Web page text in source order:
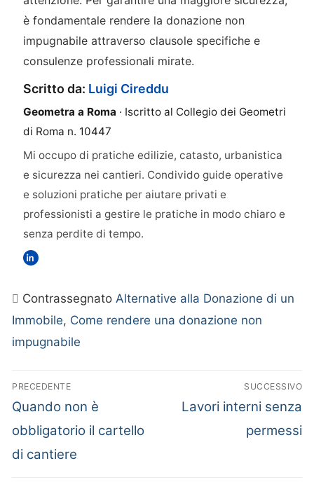
è fondamentale rendere la donazione non
impugnabile attraverso clausole specifiche e
consulenze professionali mirate.
Scritto da: Luigi Cireddu
Geometra a Roma · Iscritto al Collegio dei Geometri
di Roma n. 10447
Mi occupo di pratiche edilizie, catasto, urbanistica
e sicurezza nei cantieri. Condivido guide operative
e soluzioni pratiche per aiutare privati e
professionisti a gestire le pratiche in modo chiaro e
senza perdite di tempo.
Contrassegnato Alternative alla Donazione di un
Immobile, Come rendere una donazione non
impugnabile
Navigazione
articoli
PRECEDENTE
Articolo
precedente:
Quando non è
obbligatorio il cartello
di cantiere
SUCCESSIVO
Articolo
Lavori interni senza
permessi